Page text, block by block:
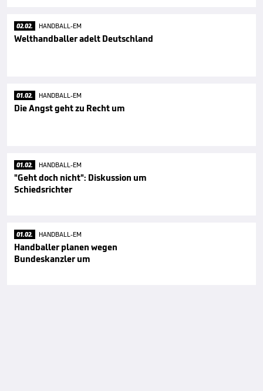
02.02. HANDBALL-EM
Welthandballer adelt Deutschland
01.02. HANDBALL-EM
Die Angst geht zu Recht um
01.02. HANDBALL-EM
"Geht doch nicht": Diskussion um
Schiedsrichter
01.02. HANDBALL-EM
Handballer planen wegen
Bundeskanzler um